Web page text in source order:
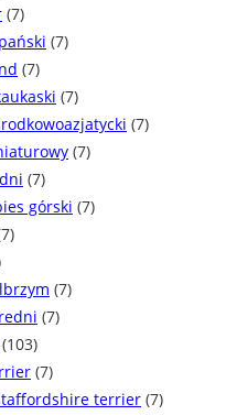
(7)
(7)
(7)
(7)
(7)
(7)
(7)
górski (7)
(7)
(7)
(103)
(7)
terrier (7)